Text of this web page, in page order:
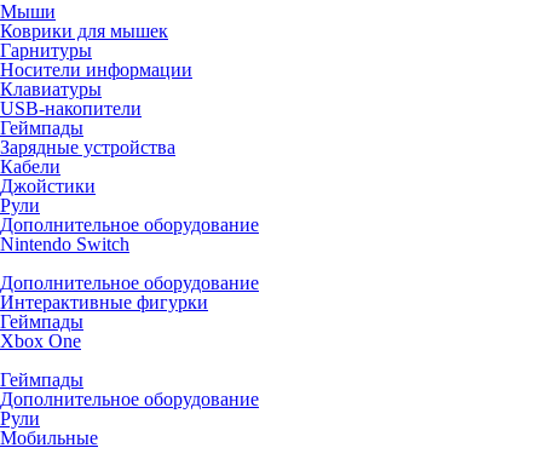
Мыши
Коврики для мышек
Гарнитуры
Носители информации
Клавиатуры
USB-накопители
Геймпады
Зарядные устройства
Кабели
Джойстики
Рули
Дополнительное оборудование
Nintendo Switch
Дополнительное оборудование
Интерактивные фигурки
Геймпады
Xbox One
Геймпады
Дополнительное оборудование
Рули
Мобильные